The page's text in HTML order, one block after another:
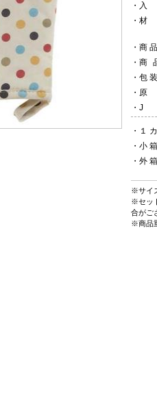
・
・
・ 商
・ 商
・ 包
・
・
・
１
・ 小
・ 外
※サイ
※セッ
合がご
※商品